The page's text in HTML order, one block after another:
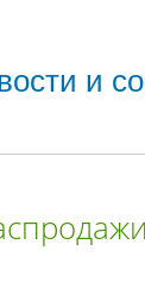
и